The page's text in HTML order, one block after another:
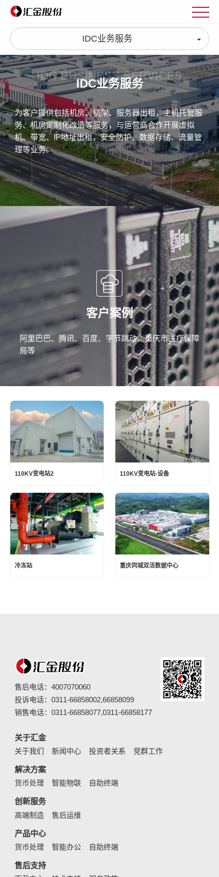
IDC BUSINESS SERVICES
IDC业务服务
为客户提供包括机房、机架、服务器出租，主机托管服
务、机房定制化改造等服务，与运营商合作开展虚拟
机、带宽、IP地址出租，安全防护、数据存储、流量管
理等业务。
IDC业务服务
客户案例
阿里巴巴、腾讯、百度、字节跳动、重庆市医疗保障
局等
110KV变电站2 110KV变电站-设备
冷冻站 重庆同城双活数据中心
售后电话：4007070060
投诉电话：0311-66858002,66858099
销售电话：0311-66858077,0311-66858177
关于汇金
关于我们
新闻中心 投资者关系 党群工作
解决方案
货币处理
智能物联 自助终端
创新服务
高端制造
售后运维
产品中心
货币处理
智能办公 自助终端
售后支持